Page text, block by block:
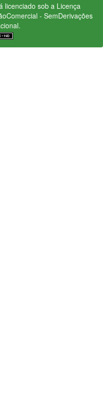
licenciado sob a Licença
- SemDerivações